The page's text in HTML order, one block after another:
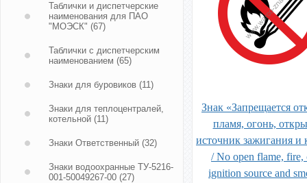
Знак «Запрещается
пламя, огонь,
источник зажигания и
/ No open flame, fire,
ignition source and
Таблички и диспетчерские
наименования для ПАО
"МОЭСК" (67)
Таблички с диспетчерским
наименованием (65)
Знаки для буровиков (11)
Знаки для теплоцентралей,
котельной (11)
Знаки Ответственный (32)
Знаки водоохранные ТУ-5216-
001-50049267-00 (27)